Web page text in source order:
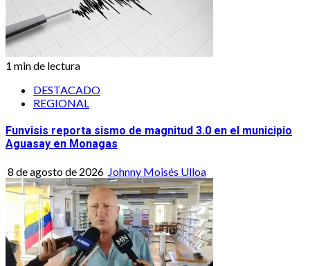
1 min de lectura
DESTACADO
REGIONAL
Funvisis reporta sismo de magnitud 3.0 en el municipio
Aguasay en Monagas
8 de agosto de 2026 Johnny Moisés Ulloa